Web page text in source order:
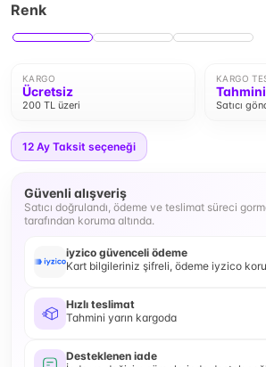
Renk
KARGO
Ücretsiz
200 TL üzeri
KARGO
Satıcı
12 Ay Taksit seçeneği
Güvenli alışveriş
Satıcı doğrulandı, ödeme ve teslimat süreci
tarafından koruma altında.
iyzico güvenceli ödeme
Kart bilgileriniz şifreli, ödeme iyzico
Hızlı teslimat
Tahmini yarın kargoda
Desteklenen iade